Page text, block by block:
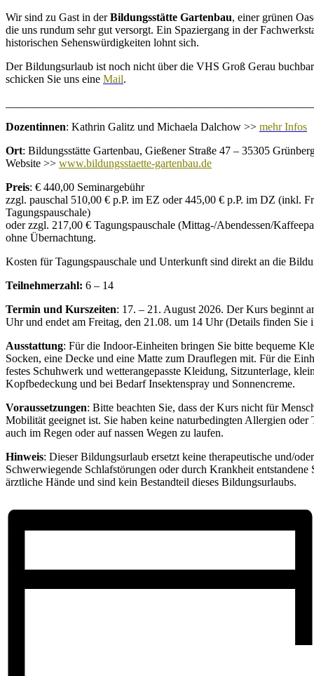
Wir sind zu Gast in derBildungsstätte Gartenbau, einer grünen
die uns rundum sehr gut versorgt. Ein Spaziergang in der
historischen Sehenswürdigkeiten lohnt sich.
Der Bildungsurlaub ist noch nicht über die VHS Groß Gerau
schicken Sie uns eine Mail.
Dozentinnen: Kathrin Galitz und Michaela Dalchow >> mehr Infos
Ort: Bildungsstätte Gartenbau, Gießener Straße 47 – 35305
Website >> www.bildungsstaette-gartenbau.de
Preis: € 440,00 Seminargebühr
zzgl. pauschal 510,00 € p.P. im EZ oder 445,00 € p.P. im DZ (inkl.
Tagungspauschale)
oder zzgl. 217,00 € Tagungspauschale (Mittag-/Abendessen/
ohne Übernachtung.
Kosten für Tagungspauschale und Unterkunft sind direkt an die
Teilnehmerzahl: 6 – 14
Termin und Kurszeiten: 17. – 21. August 2026. Der Kurs beginnt
Uhr und endet am Freitag, den 21.08. um 14 Uhr (Details finden Sie
Ausstattung: Für die Indoor-Einheiten bringen Sie bitte bequeme
Socken, eine Decke und eine Matte zum Drauflegen mit. Für die
festes Schuhwerk und wetterangepasste Kleidung, Sitzunterlage,
Kopfbedeckung und bei Bedarf Insektenspray und Sonnencreme.
Voraussetzungen: Bitte beachten Sie, dass der Kurs nicht für
Mobilität geeignet ist. Sie haben keine naturbedingten Allergien oder
auch im Regen oder auf nassen Wegen zu laufen.
Hinweis: Dieser Bildungsurlaub ersetzt keine therapeutische und/
Schwerwiegende Schlafstörungen oder durch Krankheit entstandene
ärztliche Hände und sind kein Bestandteil dieses Bildungsurlaubs.